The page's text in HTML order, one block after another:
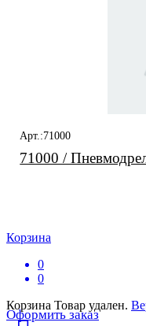
Арт.:71000
71000 /
Корзина
0
0
Корзина Товар удален.
Оформить заказ